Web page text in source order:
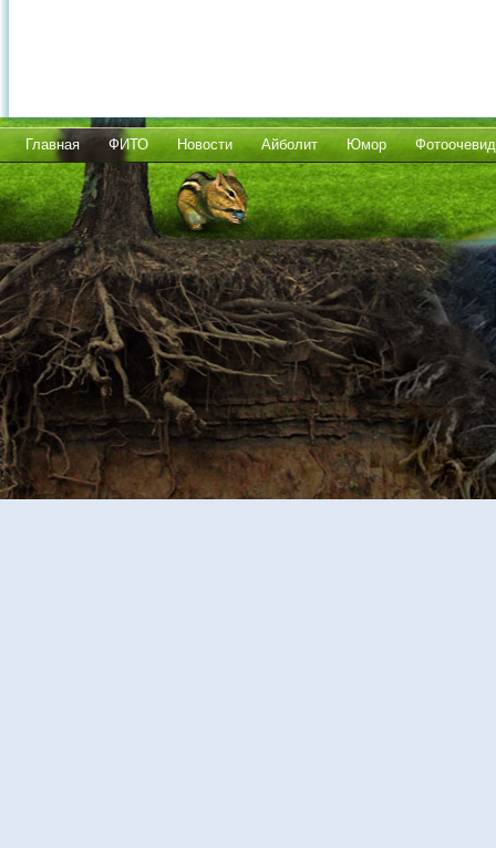
Главная ФИТО Новости Айболит Юмор